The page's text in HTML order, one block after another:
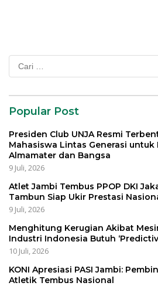
Popular Post
Presiden Club UNJA Resmi
Mahasiswa Lintas Generasi
Almamater dan Bangsa
9 Juli, 2026
Atlet Jambi Tembus PPOP DKI
Tambun Siap Ukir Prestasi
9 Juli, 2026
Menghitung Kerugian Akibat
Industri Indonesia Butuh
10 Juli, 2026
KONI Apresiasi PASI Jambi:
Atletik Tembus Nasional